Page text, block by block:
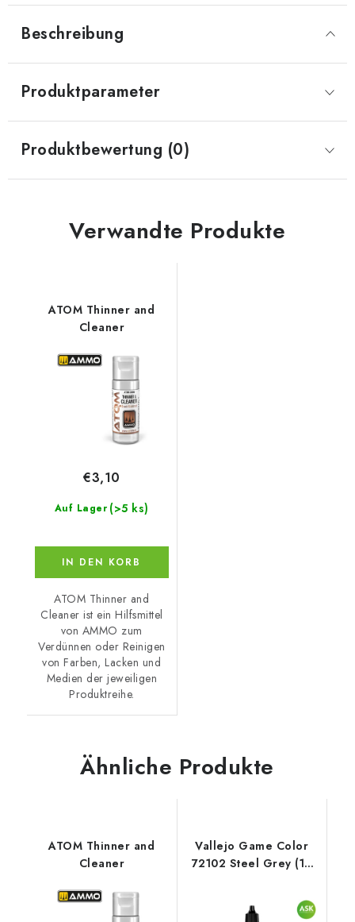
Beschreibung
Produktparameter
Produktbewertung (0)
Verwandte Produkte
ATOM Thinner and
Cleaner
Auf Lager (>5 ks)
€3,10
IN DEN KORB
ATOM Thinner and
Cleaner ist ein Hilfsmittel
von AMMO zum
Verdünnen oder Reinigen
von Farben, Lacken und
Medien der jeweiligen
Produktreihe.
Ähnliche Produkte
ATOM Thinner and
Cleaner
Vallejo Game Color
72102 Steel Grey (18